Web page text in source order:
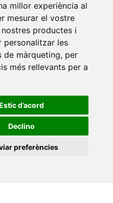
millor experiència al
mesurar el vostre
productes i
personalitzar les
de màrqueting, per
més rellevants per a
d’acord
Declino
preferències